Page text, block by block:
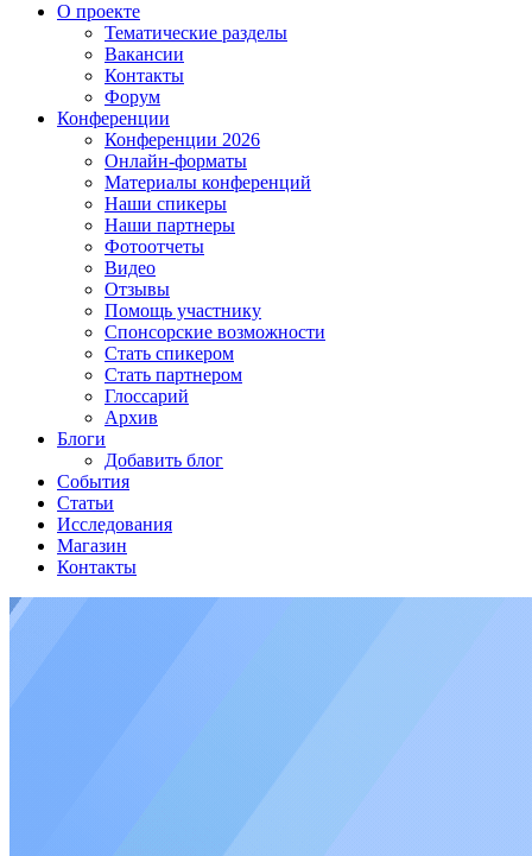
О проекте
Тематические разделы
Вакансии
Контакты
Форум
Конференции
Конференции 2026
Онлайн-форматы
Материалы конференций
Наши спикеры
Наши партнеры
Фотоотчеты
Видео
Отзывы
Помощь участнику
Спонсорские возможности
Стать спикером
Стать партнером
Глоссарий
Архив
Блоги
Добавить блог
События
Статьи
Исследования
Магазин
Контакты